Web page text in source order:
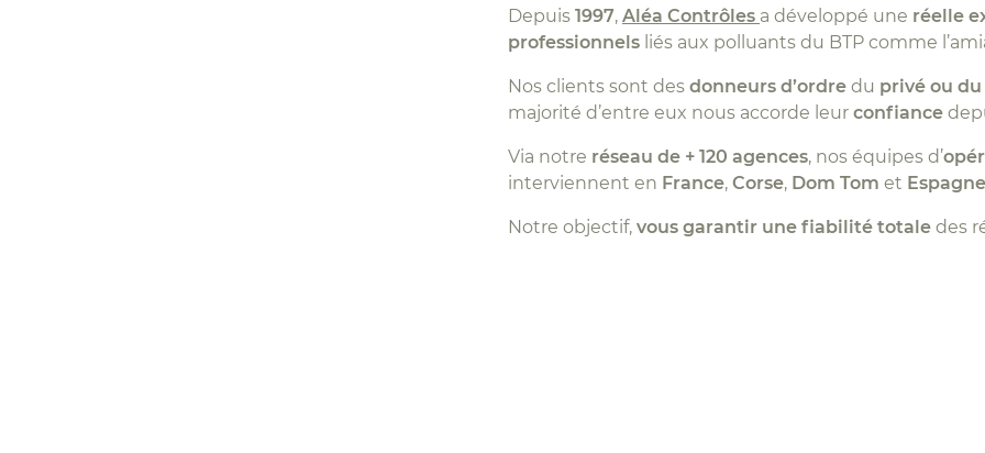
Depuis 1997, Aléa Contrôles a développé une réelle
professionnels liés aux polluants du BTP comme
Nos clients sont des donneurs d’ordre du privé ou
majorité d’entre eux nous accorde leur confiance
Via notre réseau de + 120 agences, nos équipes d’
interviennent en France, Corse, Dom Tom et
Notre objectif, vous garantir une fiabilité totale des